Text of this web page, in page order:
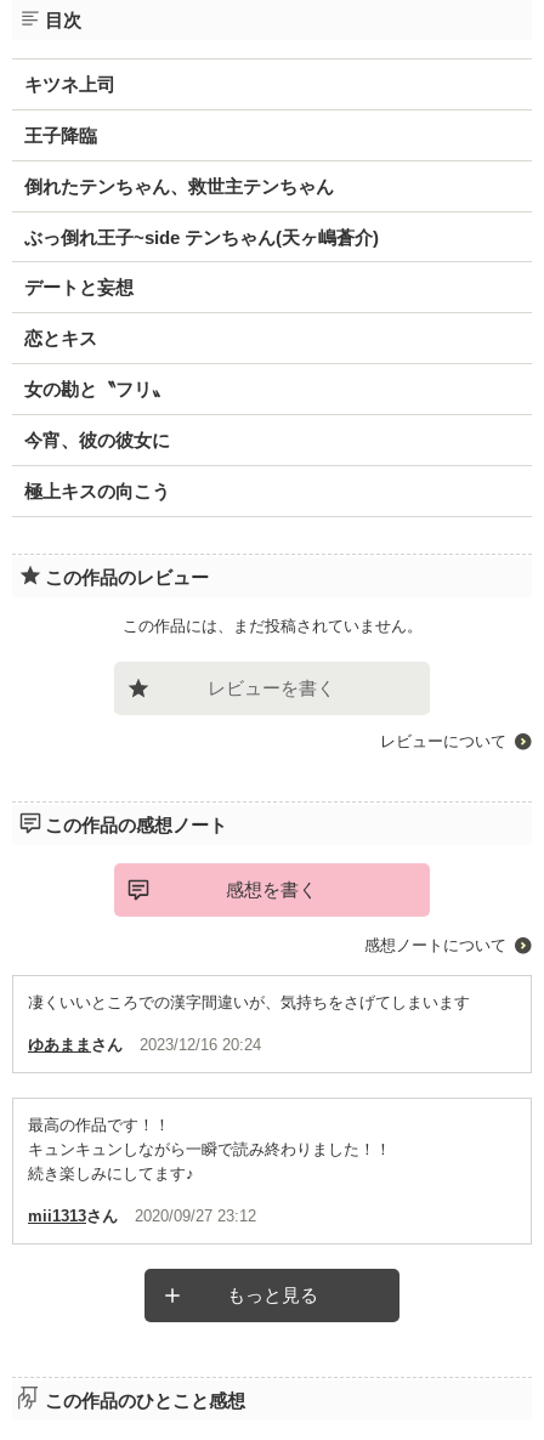
目次
キツネ上司
王子降臨
倒れたテンちゃん、救世主テンちゃん
ぶっ倒れ王子~side テンちゃん(天ヶ嶋蒼介)
デートと妄想
恋とキス
女の勘と〝フリ〟
今宵、彼の彼女に
極上キスの向こう
この作品のレビュー
この作品には、まだ投稿されていません。
レビューを書く
レビューについて
この作品の感想ノート
感想を書く
感想ノートについて
凄くいいところでの漢字間違いが、気持ちをさげてしまいます
ゆあまま さん 2023/12/16 20:24
最高の作品です！！
キュンキュンしながら一瞬で読み終わりました！！
続き楽しみにしてます♪
mii1313さん 2020/09/27 23:12
もっと見る
この作品のひとこと感想